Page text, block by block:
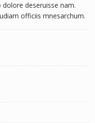
deseruisse nam.
officiis mnesarchum.